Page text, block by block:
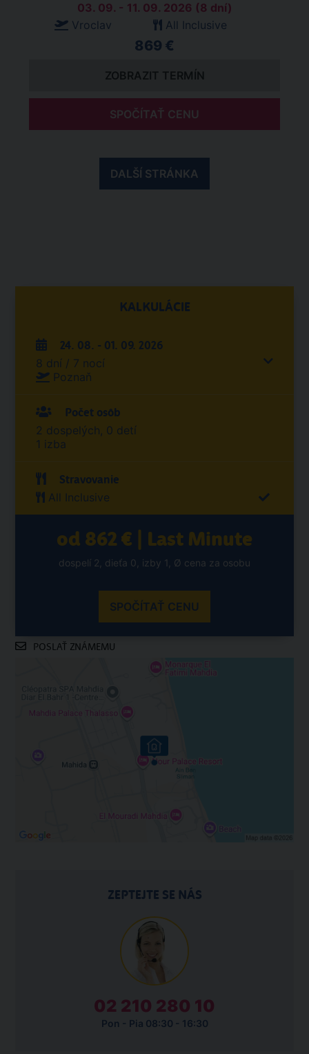
03. 09. - 11. 09. 2026 (8 dní)
Vroclav
All Inclusive
869 €
ZOBRAZIT TERMÍN
SPOČÍTAŤ CENU
DALŠÍ STRÁNKA
KALKULÁCIE
24. 08. - 01. 09. 2026
8 dní / 7 nocí
Poznaň
Počet osôb
2 dospelých, 0 detí
1 izba
Stravovanie
All Inclusive
od 862 € | Last Minute
dospelí 2, dieťa 0, izby 1, Ø cena za osobu
SPOČÍTAŤ CENU
POSLAŤ ZNÁMEMU
ZEPTEJTE SE NÁS
02 210 280 10
Pon - Pia 08:30 - 16:30